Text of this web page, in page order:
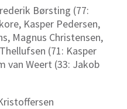
Børsting (77:
Kasper Pedersen,
Magnus Christensen,
(71: Kasper
van Weert (33: Jakob